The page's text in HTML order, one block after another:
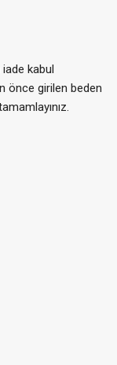
kabul
önce girilen beden